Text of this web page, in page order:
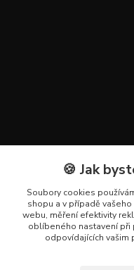
Kontakty
+420 602 223 614
info@zahradnictvipetro.cz
🍪 Jak
Soubory cookies
shopu a v případě
webu, měření efektivity
oblíbeného nastavení při
odpovídajících vašim